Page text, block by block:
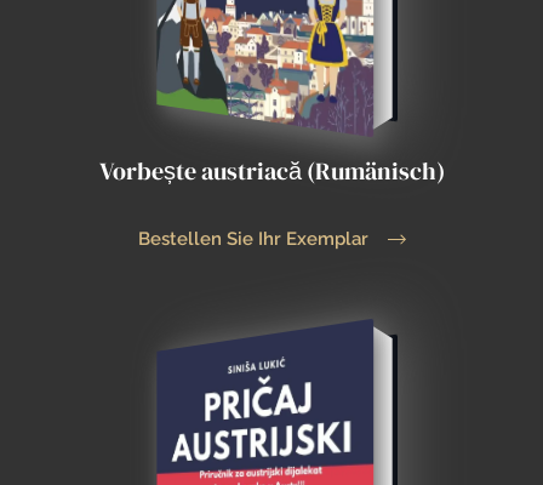
Vorbește austriacă (Rumänisch)
Bestellen Sie Ihr Exemplar